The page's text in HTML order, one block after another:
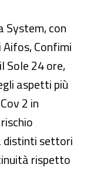
System, con
Confimi
Sole 24 ore,
aspetti più
2 in
distinti settori
rispetto